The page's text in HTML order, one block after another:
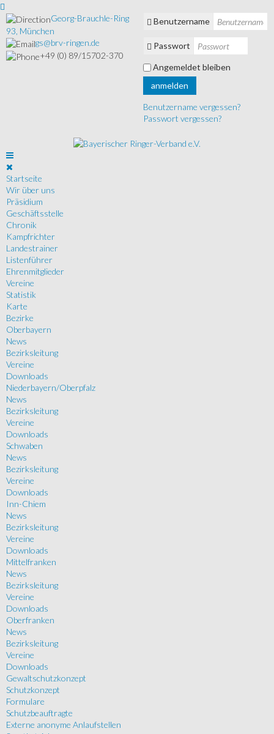
Georg-Brauchle-Ring
93, München
gs@brv-ringen.de
+49 (0) 89/15702-370
Benutzername
Passwort
Angemeldet bleiben
anmelden
Benutzername vergessen?
Passwort vergessen?
Startseite
Wir über uns
Präsidium
Geschäftsstelle
Chronik
Kampfrichter
Landestrainer
Listenführer
Ehrenmitglieder
Vereine
Statistik
Karte
Bezirke
Oberbayern
News
Bezirksleitung
Vereine
Downloads
Niederbayern/Oberpfalz
News
Bezirksleitung
Vereine
Downloads
Schwaben
News
Bezirksleitung
Vereine
Downloads
Inn-Chiem
News
Bezirksleitung
Vereine
Downloads
Mittelfranken
News
Bezirksleitung
Vereine
Downloads
Oberfranken
News
Bezirksleitung
Vereine
Downloads
Gewaltschutzkonzept
Schutzkonzept
Formulare
Schutzbeauftragte
Externe anonyme Anlaufstellen